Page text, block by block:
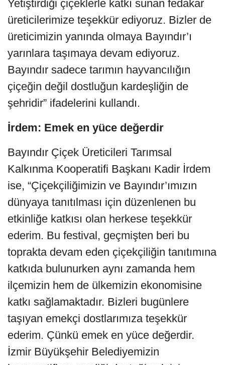
Yetiştirdiği çiçeklerle katkı sunan fedakar
üreticilerimize teşekkür ediyoruz. Bizler de
üreticimizin yanında olmaya Bayındır’ı
yarınlara taşımaya devam ediyoruz.
Bayındır sadece tarımın hayvancılığın
çiçeğin değil dostluğun kardeşliğin de
şehridir” ifadelerini kullandı.
İrdem: Emek en yüce değerdir
Bayındır Çiçek Üreticileri Tarımsal
Kalkınma Kooperatifi Başkanı Kadir İrdem
ise, “Çiçekçiliğimizin ve Bayındır’ımızın
dünyaya tanıtılması için düzenlenen bu
etkinliğe katkısı olan herkese teşekkür
ederim. Bu festival, geçmişten beri bu
toprakta devam eden çiçekçiliğin tanıtımına
katkıda bulunurken aynı zamanda hem
ilçemizin hem de ülkemizin ekonomisine
katkı sağlamaktadır. Bizleri bugünlere
taşıyan emekçi dostlarımıza teşekkür
ederim. Çünkü emek en yüce değerdir.
İzmir Büyükşehir Belediyemizin